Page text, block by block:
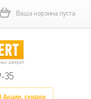
Ваша корзина пуста
дверей
35
Акции, скидки